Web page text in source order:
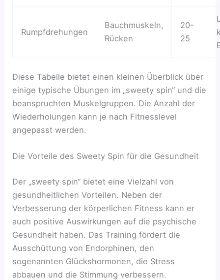
Rumpfdrehungen
Bauchmuskeln,
Rücken
20-
25
Diese Tabelle bietet einen kleinen Überblick über
einige typische Übungen im „sweety spin“ und die
beanspruchten Muskelgruppen. Die Anzahl der
Wiederholungen kann je nach Fitnesslevel
angepasst werden.
Die Vorteile des Sweety Spin für die Gesundheit
Der „sweety spin“ bietet eine Vielzahl von
gesundheitlichen Vorteilen. Neben der
Verbesserung der körperlichen Fitness kann er
auch positive Auswirkungen auf die psychische
Gesundheit haben. Das Training fördert die
Ausschüttung von Endorphinen, den
sogenannten Glückshormonen, die Stress
abbauen und die Stimmung verbessern.